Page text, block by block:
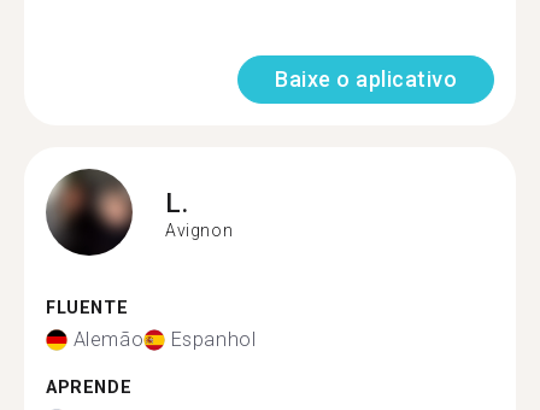
Baixe o aplicativo
L.
Avignon
FLUENTE
Alemão Espanhol
APRENDE